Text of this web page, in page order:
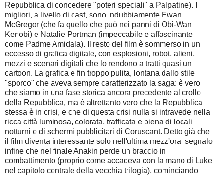
Repubblica di concedere "poteri speciali" a Palpatine). I
migliori, a livello di cast, sono indubbiamente Ewan
McGregor (che fa quello che può nei panni di Obi-Wan
Kenobi) e Natalie Portman (impeccabile e affascinante
come Padme Amidala). Il resto del film è sommerso in un
eccesso di grafica digitale, con esplosioni, robot, alieni,
mezzi e scenari digitali che lo rendono a tratti quasi un
cartoon. La grafica è fin troppo pulita, lontana dallo stile
"sporco" che aveva sempre caratterizzato la saga: è vero
che siamo in una fase storica ancora precedente al crollo
della Repubblica, ma è altrettanto vero che la Repubblica
stessa è in crisi, e che di questa crisi nulla si intravede nella
ricca città luminosa, colorata, trafficata e piena di locali
notturni e di schermi pubblicitari di Coruscant. Detto già che
il film diventa interessante solo nell'ultima mezz'ora, segnalo
infine che nel finale Anakin perde un braccio in
combattimento (proprio come accadeva con la mano di Luke
nel capitolo centrale della vecchia trilogia), cominciando